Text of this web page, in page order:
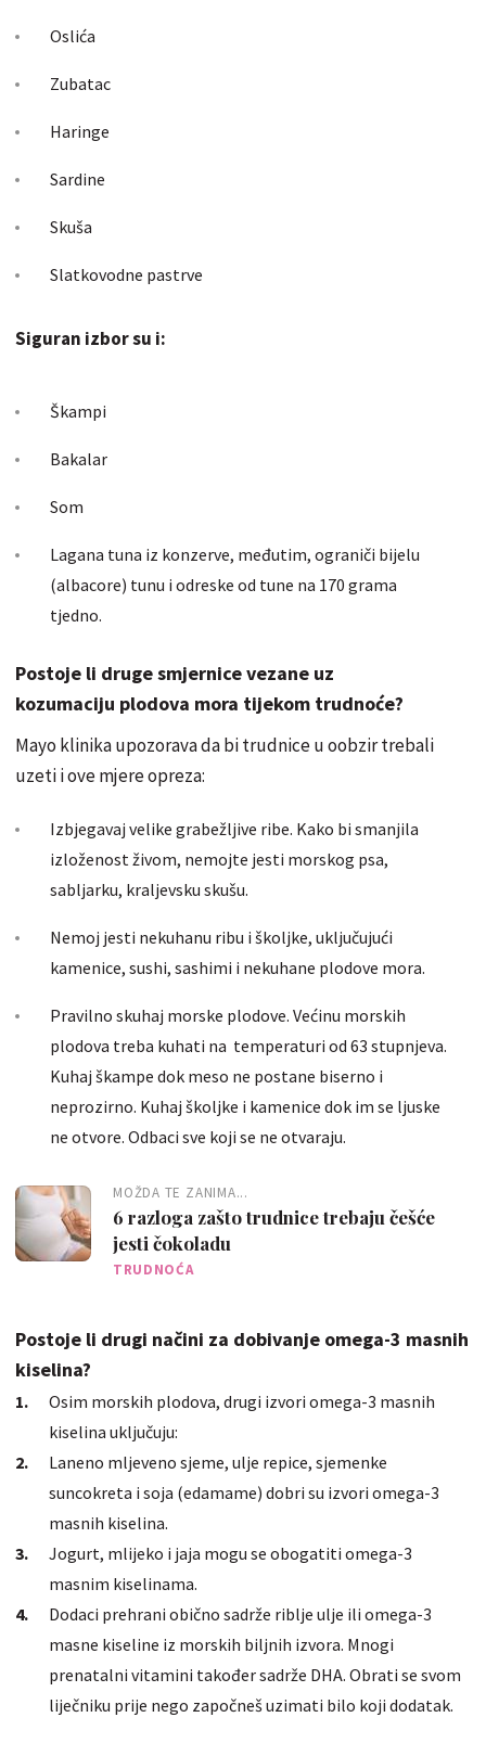
Oslića
Zubatac
Haringe
Sardine
Skuša
Slatkovodne pastrve
Siguran izbor su i:
Škampi
Bakalar
Som
Lagana tuna iz konzerve, međutim, ograniči bijelu
(albacore) tunu i odreske od tune na 170 grama
tjedno.
Postoje li druge smjernice vezane uz
kozumaciju plodova mora tijekom trudnoće?
Mayo klinika upozorava da bi trudnice u oobzir trebali
uzeti i ove mjere opreza:
Izbjegavaj velike grabežljive ribe. Kako bi smanjila
izloženost živom, nemojte jesti morskog psa,
sabljarku, kraljevsku skušu.
Nemoj jesti nekuhanu ribu i školjke, uključujući
kamenice, sushi, sashimi i nekuhane plodove mora.
Pravilno skuhaj morske plodove. Većinu morskih
plodova treba kuhati na temperaturi od 63 stupnjeva.
Kuhaj škampe dok meso ne postane biserno i
neprozirno. Kuhaj školjke i kamenice dok im se ljuske
ne otvore. Odbaci sve koji se ne otvaraju.
MOŽDA TE ZANIMA...
6 razloga zašto trudnice trebaju češće
jesti čokoladu
TRUDNOĆA
Postoje li drugi načini za dobivanje omega-3 masnih
kiselina?
Osim morskih plodova, drugi izvori omega-3 masnih
kiselina uključuju:
Laneno mljeveno sjeme, ulje repice, sjemenke
suncokreta i soja (edamame) dobri su izvori omega-3
masnih kiselina.
Jogurt, mlijeko i jaja mogu se obogatiti omega-3
masnim kiselinama.
Dodaci prehrani obično sadrže riblje ulje ili omega-3
masne kiseline iz morskih biljnih izvora. Mnogi
prenatalni vitamini također sadrže DHA. Obrati se svom
liječniku prije nego započneš uzimati bilo koji dodatak.